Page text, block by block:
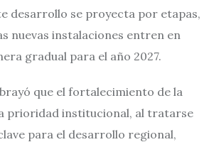
desarrollo se proyecta por etapas,
nuevas instalaciones entren en
gradual para el año 2027.
que el fortalecimiento de la
prioridad institucional, al tratarse
para el desarrollo regional,